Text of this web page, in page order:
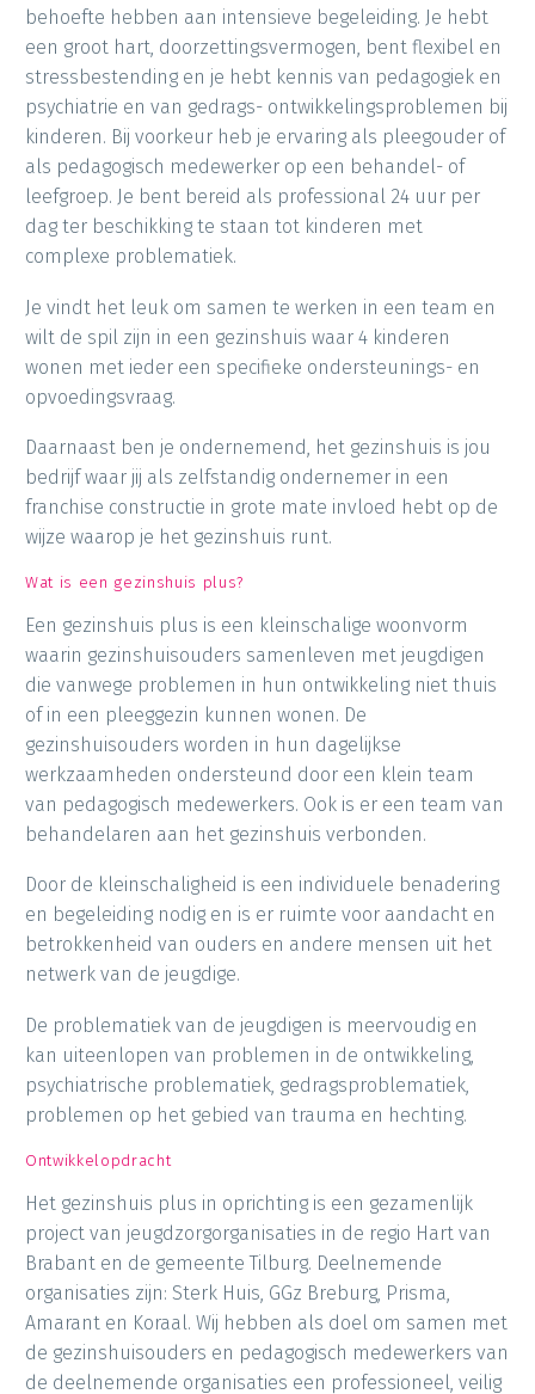
behoefte hebben aan intensieve begeleiding. Je hebt
een groot hart, doorzettingsvermogen, bent flexibel en
stressbestending en je hebt kennis van pedagogiek en
psychiatrie en van gedrags- ontwikkelingsproblemen bij
kinderen. Bij voorkeur heb je ervaring als pleegouder of
als pedagogisch medewerker op een behandel- of
leefgroep. Je bent bereid als professional 24 uur per
dag ter beschikking te staan tot kinderen met
complexe problematiek.
Je vindt het leuk om samen te werken in een team en
wilt de spil zijn in een gezinshuis waar 4 kinderen
wonen met ieder een specifieke ondersteunings- en
opvoedingsvraag.
Daarnaast ben je ondernemend, het gezinshuis is jou
bedrijf waar jij als zelfstandig ondernemer in een
franchise constructie in grote mate invloed hebt op de
wijze waarop je het gezinshuis runt.
Wat is een gezinshuis plus?
Een gezinshuis plus is een kleinschalige woonvorm
waarin gezinshuisouders samenleven met jeugdigen
die vanwege problemen in hun ontwikkeling niet thuis
of in een pleeggezin kunnen wonen. De
gezinshuisouders worden in hun dagelijkse
werkzaamheden ondersteund door een klein team
van pedagogisch medewerkers. Ook is er een team van
behandelaren aan het gezinshuis verbonden.
Door de kleinschaligheid is een individuele benadering
en begeleiding nodig en is er ruimte voor aandacht en
betrokkenheid van ouders en andere mensen uit het
netwerk van de jeugdige.
De problematiek van de jeugdigen is meervoudig en
kan uiteenlopen van problemen in de ontwikkeling,
psychiatrische problematiek, gedragsproblematiek,
problemen op het gebied van trauma en hechting.
Ontwikkelopdracht
Het gezinshuis plus in oprichting is een gezamenlijk
project van jeugdzorgorganisaties in de regio Hart van
Brabant en de gemeente Tilburg. Deelnemende
organisaties zijn: Sterk Huis, GGz Breburg, Prisma,
Amarant en Koraal. Wij hebben als doel om samen met
de gezinshuisouders en pedagogisch medewerkers van
de deelnemende organisaties een professioneel, veilig